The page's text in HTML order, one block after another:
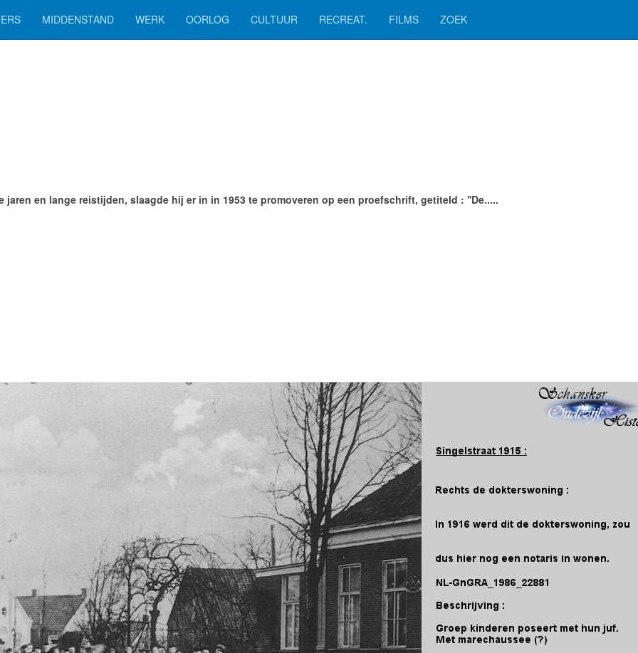
MIDDENSTAND WERK OORLOG CULTUUR RECREAT. FILMS ZOEK
en lange reistijden, slaagde hij er in in 1953 te promoveren op een proefschrift, getiteld : ''De.....